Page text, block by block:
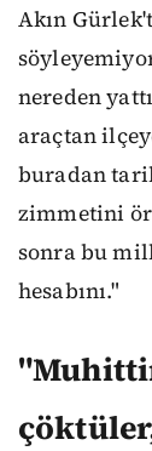
Akın
nereden
araçtan
buradan
zimmetini
sonra bu
hesabını."